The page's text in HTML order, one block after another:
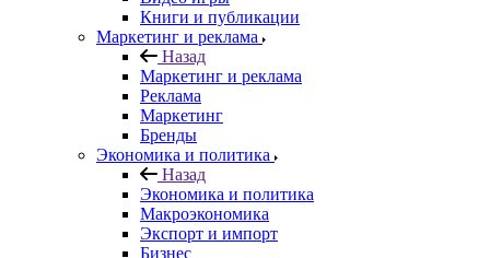
Книги и публикации
Маркетинг и реклама
Назад
Маркетинг и реклама
Реклама
Маркетинг
Бренды
Экономика и политика
Назад
Экономика и политика
Макроэкономика
Экспорт и импорт
Бизнес